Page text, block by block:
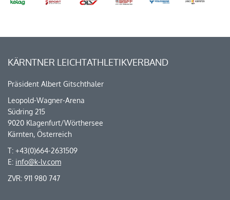
KÄRNTNER LEICHTATHLETIKVERBAND
Präsident Albert Gitschthaler
Leopold-Wagner-Arena
Südring 215
9020 Klagenfurt/Wörthersee
Kärnten, Österreich
T: +43(0)664-2631509
E: info@k-lv.com
ZVR: 911 980 747